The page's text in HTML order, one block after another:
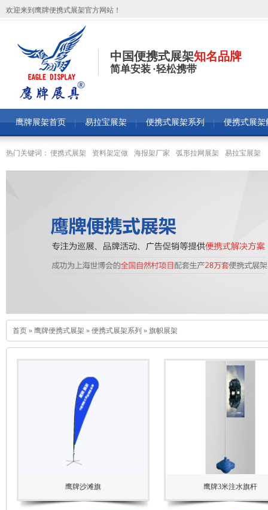
欢迎来到鹰牌便携式展架官方网站！
中国便携式展架知名品牌
简单安装 ·轻松携带
鹰牌展架首页 易拉宝展架 便携式展架系列 便携式展架
热门关键词： 便携式展架 资料架定做 海报架厂家 弧形拉网展架 易拉宝展架
首页 » 鹰牌便携式展架 » 便携式展架系列 » 旗帜展架
鹰牌沙滩旗 鹰牌3米注水旗杆